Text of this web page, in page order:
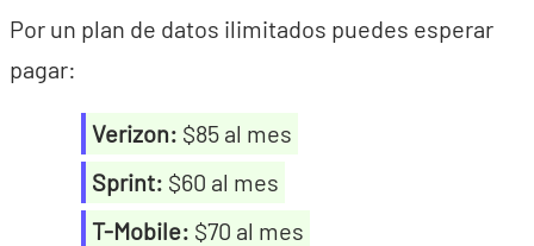
Por un plan de datos ilimitados puedes esperar
pagar:
Verizon: $85 al mes
Sprint: $60 al mes
T-Mobile: $70 al mes